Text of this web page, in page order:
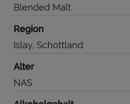
Blended Malt
Region
Islay, Schottland
Alter
NAS